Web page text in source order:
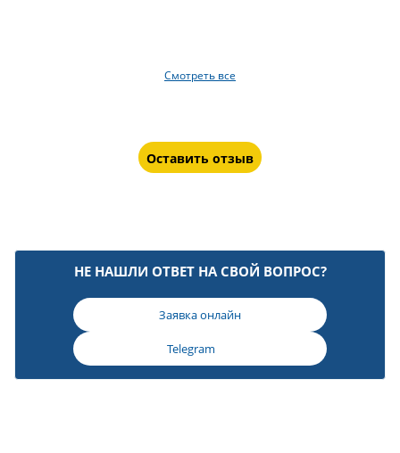
Смотреть все
Оставить отзыв
НЕ НАШЛИ ОТВЕТ НА СВОЙ ВОПРОС?
Заявка онлайн
Telegram